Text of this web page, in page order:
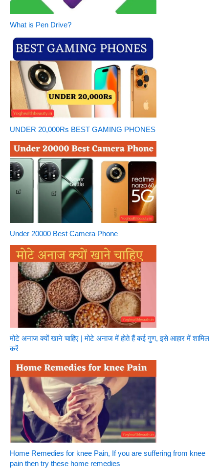
What is Pen Drive?
UNDER 20,000Rs BEST GAMING PHONES
Under 20000 Best Camera Phone
मोटे अनाज क्यों खाने चाहिए | मोटे अनाज में होते हैं कई गुण, इसे आहार में शामिल
करें
Home Remedies for knee Pain, If you are suffering from knee
pain then try these home remedies